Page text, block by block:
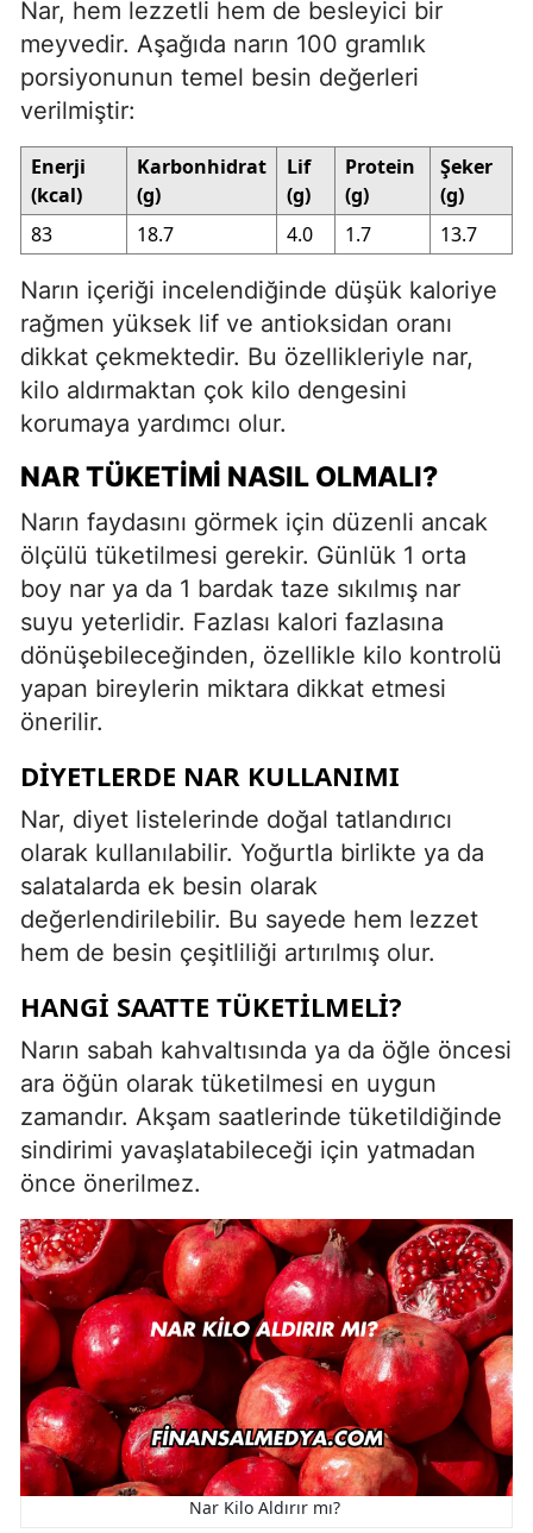
Nar, hem lezzetli hem de besleyici bir
meyvedir. Aşağıda narın 100 gramlık
porsiyonunun temel besin değerleri
verilmiştir:
Enerji
(kcal)
Karbonhidrat
(g)
Lif
(g)
Protein
(g)
Şeker
(g)
83
18.7 4.0 1.7 13.7
Narın içeriği incelendiğinde düşük kaloriye
rağmen yüksek lif ve antioksidan oranı
dikkat çekmektedir. Bu özellikleriyle nar,
kilo aldırmaktan çok kilo dengesini
korumaya yardımcı olur.
NAR TÜKETIMI NASIL OLMALI?
Narın faydasını görmek için düzenli ancak
ölçülü tüketilmesi gerekir. Günlük 1 orta
boy nar ya da 1 bardak taze sıkılmış nar
suyu yeterlidir. Fazlası kalori fazlasına
dönüşebileceğinden, özellikle kilo kontrolü
yapan bireylerin miktara dikkat etmesi
önerilir.
DIYETLERDE NAR KULLANIMI
Nar, diyet listelerinde doğal tatlandırıcı
olarak kullanılabilir. Yoğurtla birlikte ya da
salatalarda ek besin olarak
değerlendirilebilir. Bu sayede hem lezzet
hem de besin çeşitliliği artırılmış olur.
HANGI SAATTE TÜKETILMELI?
Narın sabah kahvaltısında ya da öğle öncesi
ara öğün olarak tüketilmesi en uygun
zamandır. Akşam saatlerinde tüketildiğinde
sindirimi yavaşlatabileceği için yatmadan
önce önerilmez.
Nar Kilo Aldırır mı?